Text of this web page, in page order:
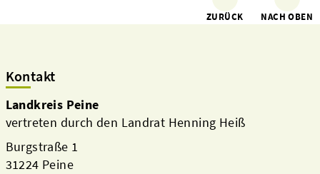
ZURÜCK NACH OBEN
Kontakt
Landkreis Peine
vertreten durch den Landrat Henning Heiß
Burgstraße 1
31224 Peine